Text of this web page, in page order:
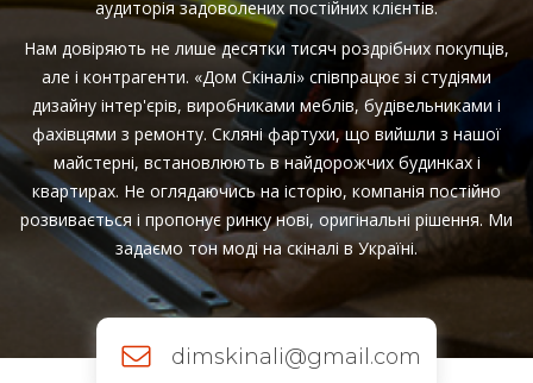
dimskinali@gmail.com
аудиторія задоволених постійних клієнтів.
Нам довіряють не лише десятки тисяч роздрібних покупців,
але і контрагенти. «Дом Cкіналі» співпрацює зі студіями
дизайну інтер'єрів, виробниками меблів, будівельниками і
фахівцями з ремонту. Скляні фартухи, що вийшли з нашої
майстерні, встановлюють в найдорожчих будинках і
квартирах. Не оглядаючись на історію, компанія постійно
розвивається і пропонує ринку нові, оригінальні рішення. Ми
задаємо тон моді на скіналі в Україні.